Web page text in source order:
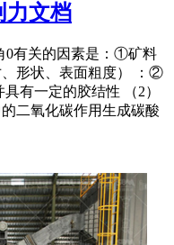
力文档
0有关的因素是：①矿料
形状、表面粗度） ：②
有一定的胶结性 （2）
二氧化碳作用生成碳酸